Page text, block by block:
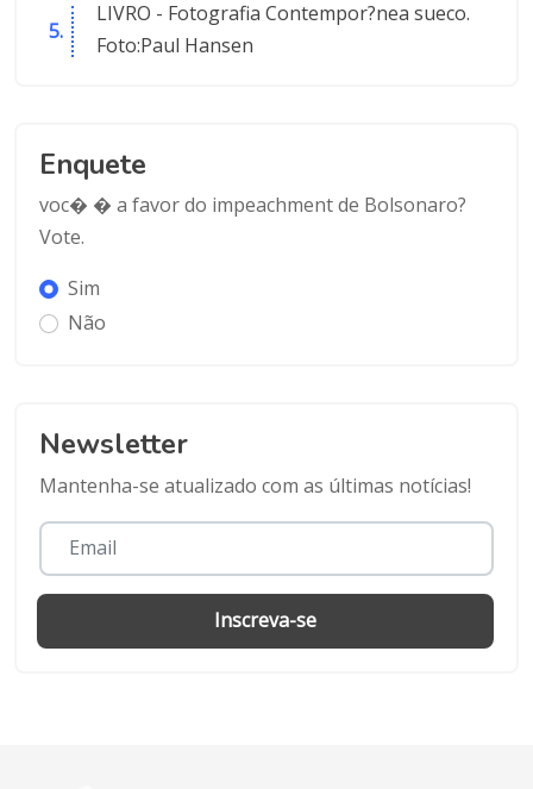
LIVRO - Fotografia Contempor?nea sueco.
Foto:Paul Hansen
Enquete
voc� � a favor do impeachment de Bolsonaro?
Vote.
Sim
Não
Newsletter
Mantenha-se atualizado com as últimas notícias!
Inscreva-se